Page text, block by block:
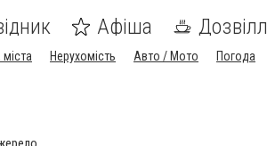
Афіша
міста Нерухомість Авто / Мото Погода